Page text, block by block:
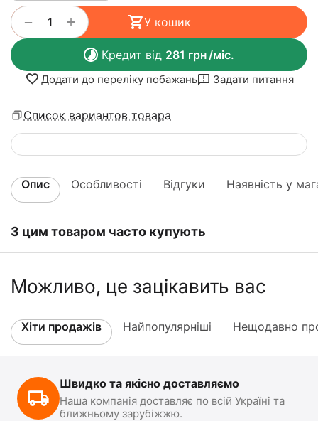
+
− У кошик
Кредит від 281 грн/міс.
Додати до переліку побажань Задати питання
Список вариантов товара
Опис Особливості Відгуки Наявність у
З цим товаром часто купують
Можливо, це зацікавить вас
Хіти продажів Найпопулярніші Нещодавно
Швидко та якісно доставляємо
Наша компанія доставляє по всій Україні та
ближньому зарубіжжю.